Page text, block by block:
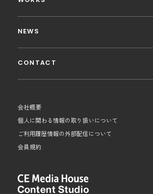
NEWS
CONTACT
会社概要
個人に関わる情報の取り扱いについて
ご利用履歴情報の外部配信について
会員規約